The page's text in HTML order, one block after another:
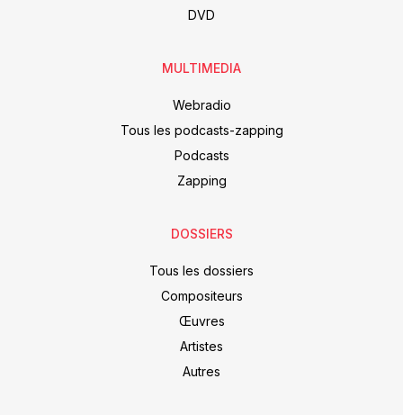
DVD
MULTIMEDIA
Webradio
Tous les podcasts-zapping
Podcasts
Zapping
DOSSIERS
Tous les dossiers
Compositeurs
Œuvres
Artistes
Autres